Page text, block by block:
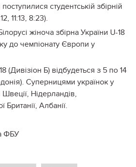
студентській збірній
11:13, 8:23).
жіноча збірна України U-18
до чемпіонату Європи у
(Дивізіон Б) відбудеться з 5 по 14
Суперницями українок у
Швеції, Нідерландів,
Албанії.
ФБУ